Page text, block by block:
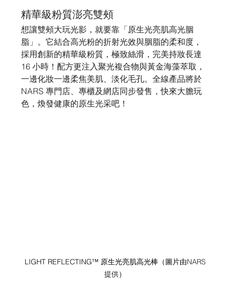
精華級粉質澎亮雙頰
想讓雙頰大玩光影，就要靠「原生光亮肌高光胭
脂」。它結合高光粉的折射光效與胭脂的柔和度，
採用創新的精華級粉質，極致絲滑，完美持妝長達
16 小時！配方更注入聚光複合物與黃金海藻萃取，
一邊化妝一邊柔焦美肌、淡化毛孔。全線產品將於
NARS 專門店、專櫃及網店同步發售，快來大膽玩
色，煥發健康的原生光采吧！
LIGHT REFLECTING™ 原生光亮肌高光棒（圖片由NARS
提供）